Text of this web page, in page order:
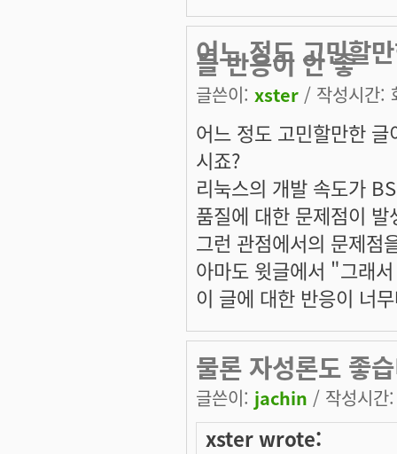
어느 정도 고민할
들 반응이 안 좋
글쓴이: xster / 작성시간:
어느 정도 고민할만한
시죠?
리눅스의 개발 속도가
품질에 대한 문제점이
그런 관점에서의 문제점
아마도 윗글에서 "그래
이 글에 대한 반응이 너
물론 자성론도 좋
글쓴이: jachin / 작성시
xster wrote: